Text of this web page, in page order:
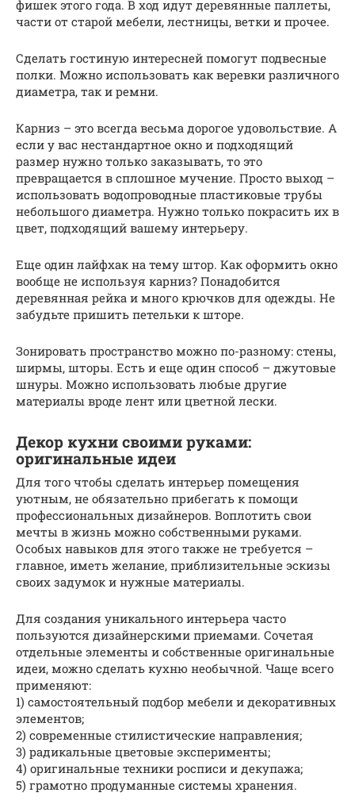
фишек этого года. В ход идут деревянные паллеты,
части от старой мебели, лестницы, ветки и прочее.
Сделать гостиную интересней помогут подвесные
полки. Можно использовать как веревки различного
диаметра, так и ремни.
Карниз – это всегда весьма дорогое удовольствие. А
если у вас нестандартное окно и подходящий
размер нужно только заказывать, то это
превращается в сплошное мучение. Просто выход –
использовать водопроводные пластиковые трубы
небольшого диаметра. Нужно только покрасить их в
цвет, подходящий вашему интерьеру.
Еще один лайфхак на тему штор. Как оформить окно
вообще не используя карниз? Понадобится
деревянная рейка и много крючков для одежды. Не
забудьте пришить петельки к шторе.
Зонировать пространство можно по-разному: стены,
ширмы, шторы. Есть и еще один способ – джутовые
шнуры. Можно использовать любые другие
материалы вроде лент или цветной лески.
Декор кухни своими руками:
оригинальные идеи
Для того чтобы сделать интерьер помещения
уютным, не обязательно прибегать к помощи
профессиональных дизайнеров. Воплотить свои
мечты в жизнь можно собственными руками.
Особых навыков для этого также не требуется –
главное, иметь желание, приблизительные эскизы
своих задумок и нужные материалы.
Для создания уникального интерьера часто
пользуются дизайнерскими приемами. Сочетая
отдельные элементы и собственные оригинальные
идеи, можно сделать кухню необычной. Чаще всего
применяют:
1) самостоятельный подбор мебели и декоративных
элементов;
2) современные стилистические направления;
3) радикальные цветовые эксперименты;
4) оригинальные техники росписи и декупажа;
5) грамотно продуманные системы хранения.